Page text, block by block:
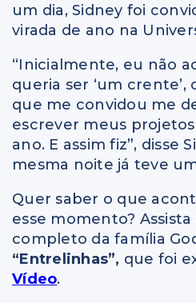
um dia, Sidney foi
virada de ano na
“Inicialmente, eu não
queria ser ‘um
que me convidou me
escrever meus
ano. E assim fiz”, disse
mesma noite já teve
Quer saber o que
esse momento?
completo da família
“Entrelinhas”, que foi
Vídeo.